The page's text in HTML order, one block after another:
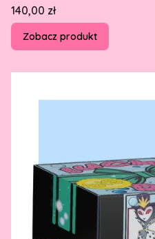
Cena
140,00 zł
Zobacz produkt